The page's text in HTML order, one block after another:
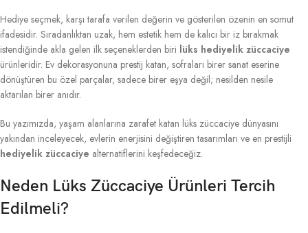
Hediye seçmek, karşı tarafa verilen değerin ve gösterilen özenin en somut
ifadesidir. Sıradanlıktan uzak, hem estetik hem de kalıcı bir iz bırakmak
istendiğinde akla gelen ilk seçeneklerden biri lüks hediyelik züccaciye
ürünleridir. Ev dekorasyonuna prestij katan, sofraları birer sanat eserine
dönüştüren bu özel parçalar, sadece birer eşya değil; nesilden nesile
aktarılan birer anıdır.
Bu yazımızda, yaşam alanlarına zarafet katan lüks züccaciye dünyasını
yakından inceleyecek, evlerin enerjisini değiştiren tasarımları ve en prestijli
hediyelik züccaciye alternatiflerini keşfedeceğiz.
Neden Lüks Züccaciye Ürünleri Tercih
Edilmeli?